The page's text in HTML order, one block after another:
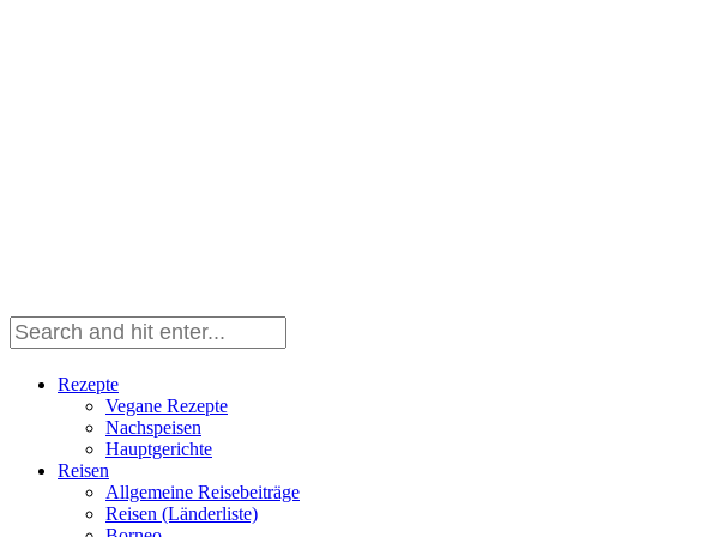
Rezepte
Vegane Rezepte
Nachspeisen
Hauptgerichte
Reisen
Allgemeine Reisebeiträge
Reisen (Länderliste)